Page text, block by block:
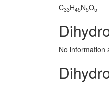
C33H45N5O5
No information